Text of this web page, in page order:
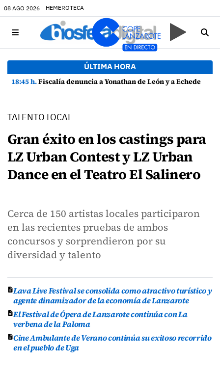
08 AGO 2026 HEMEROTECA
ÚLTIMA HORA
18:45 h.Fiscalía denuncia a Yonathan de León y a Echedey Eugenio por presuntas anomalías en contratos festivos
TALENTO LOCAL
Gran éxito en los castings para
LZ Urban Contest y LZ Urban
Dance en el Teatro El Salinero
Cerca de 150 artistas locales participaron
en las recientes pruebas de ambos
concursos y sorprendieron por su
diversidad y talento
Lava Live Festival se consolida como atractivo turístico y
agente dinamizador de la economía de Lanzarote
El Festival de Ópera de Lanzarote continúa con La
verbena de la Paloma
Cine Ambulante de Verano continúa su exitoso recorrido
en el pueblo de Uga